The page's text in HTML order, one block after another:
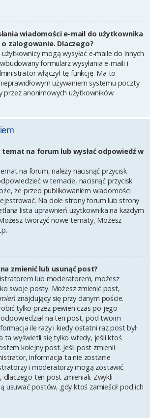
wiadomości e-mail do użytkownika
zalogowanie. Dlaczego?
mogą wysyłać e-maile do innych
formularz wysyłania e-maili i
włączył tę funkcję. Ma to
używaniem systemu poczty
przez anonimowych użytkowników.
temat na forum lub wysłać odpowiedź w
na forum, należy nacisnąć przycisk
w temacie, nacisnąć przycisk
że przed publikowaniem wiadomości
Na dole strony forum lub strony
lista uprawnień użytkownika na każdym
tworzyć nowe tematy, Możesz
zmienić lub usunąć post?
lub moderatorem, możesz
swoje posty. Możesz zmienić post,
znajdujący się przy danym poście.
tylko przez pewien czas po jego
odpowiedział na ten post, pod twoim
ile razy i kiedy ostatni raz post był
ta wyświetli się tylko wtedy, jeśli ktoś
kolejny post. Jeśli post zmienił
informacja ta nie zostanie
i moderatorzy mogą zostawić
ten post zmieniali. Zwykli
usuwać postów, gdy ktoś zamieścił pod ich